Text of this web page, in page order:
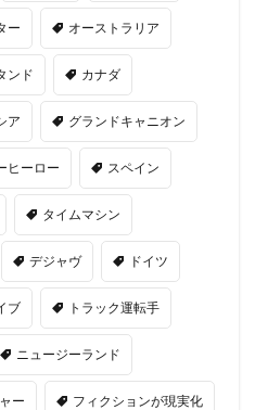
ー オーストラリア
ンド カナダ
ア グランドキャニオン
ヒーロー スペイン
タイムマシン
デジャヴ ドイツ
ブ トラック運転手
ニュージーランド
ー フィクションが現実化